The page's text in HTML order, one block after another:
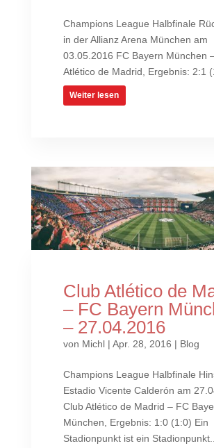
Champions League Halbfinale
in der Allianz Arena München am
03.05.2016 FC Bayern München
Atlético de Madrid, Ergebnis: 2:1
Weiter lesen
Club Atlético de
– FC Bayern
– 27.04.2016
von Michl| Apr. 28, 2016 | Blog
Champions League Halbfinale
Estadio Vicente Calderón am
Club Atlético de Madrid – FC
München, Ergebnis: 1:0 (1:0) Ein
Stadionpunkt ist ein